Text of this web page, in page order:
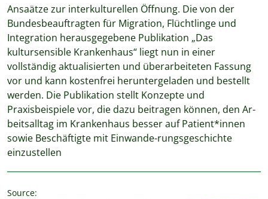
Ansaätze zur interkulturellen Öffnung. Die von der
Bundesbeauftragten für Migration, Flüchtlinge und
Integration herausgegebene Publikation „Das
kultursensible Krankenhaus“ liegt nun in einer
vollständig aktualisierten und überarbeiteten Fassung
vor und kann kostenfrei heruntergeladen und bestellt
werden. Die Publikation stellt Konzepte und
Praxisbeispiele vor, die dazu beitragen können, den Ar-
beitsalltag im Krankenhaus besser auf Patient*innen
sowie Beschäftigte mit Einwande-rungsgeschichte
einzustellen
Source: